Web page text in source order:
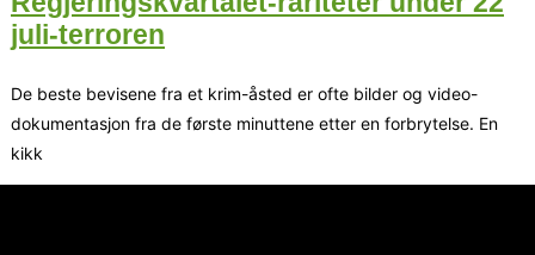
juli-terroren
De beste bevisene fra et krim-åsted er ofte bilder og video-
dokumentasjon fra de første minuttene etter en forbrytelse. En
kikk